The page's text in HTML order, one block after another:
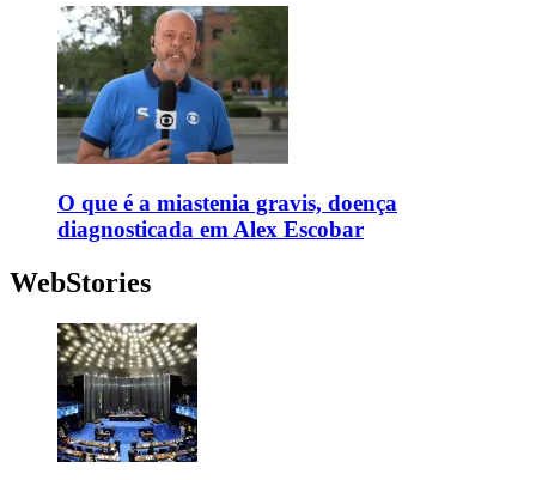
O que é a miastenia gravis, doença
diagnosticada em Alex Escobar
WebStories